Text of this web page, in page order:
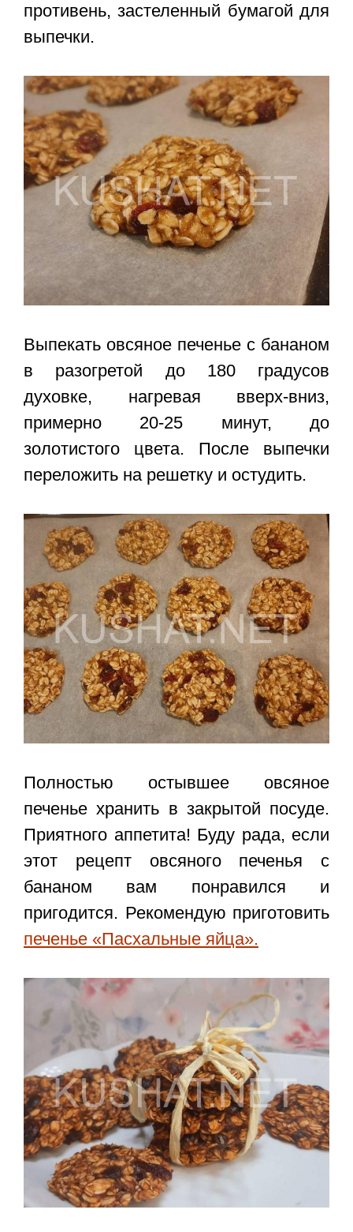
противень, застеленный бумагой для
выпечки.
Выпекать овсяное печенье с бананом
в разогретой до 180 градусов
духовке, нагревая вверх-вниз,
примерно 20-25 минут, до
золотистого цвета. После выпечки
переложить на решетку и остудить.
Полностью остывшее овсяное
печенье хранить в закрытой посуде.
Приятного аппетита! Буду рада, если
этот рецепт овсяного печенья с
бананом вам понравился и
пригодится. Рекомендую приготовить
печенье «Пасхальные яйца».